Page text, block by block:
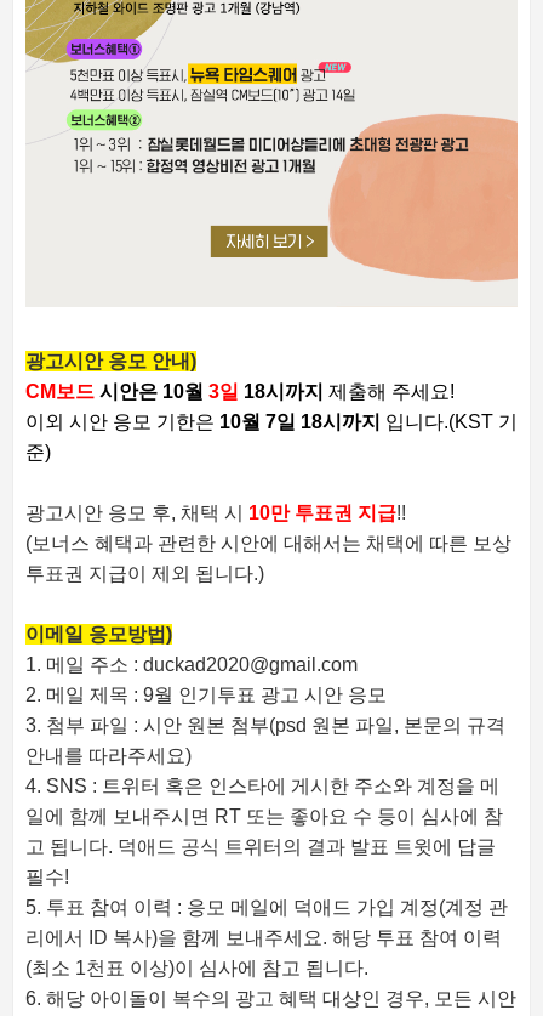
광고시안 응모 안내)
CM보드 시안은 10월 3일 18시까지 제출해 주세요!
이외 시안 응모 기한은 10월 7일 18시까지 입니다.(KST 기
준)
광고시안 응모 후, 채택 시 10만 투표권 지급!!
(보너스 혜택과 관련한 시안에 대해서는 채택에 따른 보상
투표권 지급이 제외 됩니다.)
이메일 응모방법)
1. 메일 주소 : duckad2020@gmail.com
2. 메일 제목 : 9월 인기투표 광고 시안 응모
3. 첨부 파일 : 시안 원본 첨부(psd 원본 파일, 본문의 규격
안내를 따라주세요)
4. SNS : 트위터 혹은 인스타에 게시한 주소와 계정을 메
일에 함께 보내주시면 RT 또는 좋아요 수 등이 심사에 참
고 됩니다. 덕애드 공식 트위터의 결과 발표 트윗에 답글
필수!
5. 투표 참여 이력 : 응모 메일에 덕애드 가입 계정(계정 관
리에서 ID 복사)을 함께 보내주세요. 해당 투표 참여 이력
(최소 1천표 이상)이 심사에 참고 됩니다.
6. 해당 아이돌이 복수의 광고 혜택 대상인 경우, 모든 시안